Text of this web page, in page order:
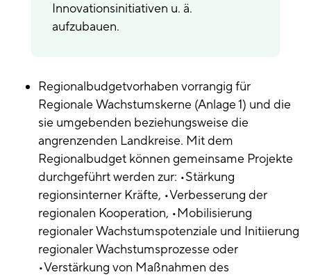
Innovationsinitiativen u. ä.
aufzubauen.
Regionalbudgetvorhaben vorrangig für
Regionale Wachstumskerne (Anlage 1) und die
sie umgebenden beziehungsweise die
angrenzenden Landkreise. Mit dem
Regionalbudget können gemeinsame Projekte
durchgeführt werden zur: •Stärkung
regionsinterner Kräfte, •Verbesserung der
regionalen Kooperation, •Mobilisierung
regionaler Wachstumspotenziale und Initiierung
regionaler Wachstumsprozesse oder
•Verstärkung von Maßnahmen des